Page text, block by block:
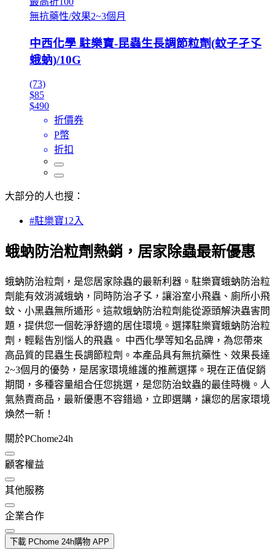
無抗藥性/效果2~3個月
中西化學 駐樂寶-昆蟲生長調節粒劑(蚊子孑孓
蛾蚋)/10G
(73)
$85
$490
折價券
P幣
折扣
大部分的人也搜：
#駐樂寶12入
蛾蚋防治粒劑熱銷，居家除蟲最新優惠
蛾蚋防治粒劑，是您居家除蟲的最新利器。駐樂寶蛾蚋防治粒
劑能有效消滅蛾蚋，同時防治孑孓，讓浴室小飛蟲、廁所小飛
蚊、小黑蟲無所遁形。這款蛾蚋防治粒劑能從源頭解決蟲害問
題，提供您一個乾淨舒適的居住環境。選擇駐樂寶蛾蚋防治粒
劑，輕鬆告別惱人的飛蟲。 中西化學等知名品牌，為您帶來
高品質的昆蟲生長調節粒劑。本產品具有無抗藥性、效果長達
2~3個月的優勢，是居家環境維護的推薦選擇。現在正值促銷
期間，多種容量組合任您挑選，是您防治蚊蟲的最佳時機。人
氣熱賣商品，最新優惠不容錯過，立即選購，讓您的居家環境
煥然一新！
關於PChome24h
顧客權益
其他服務
企業合作
下載 PChome 24h購物 APP